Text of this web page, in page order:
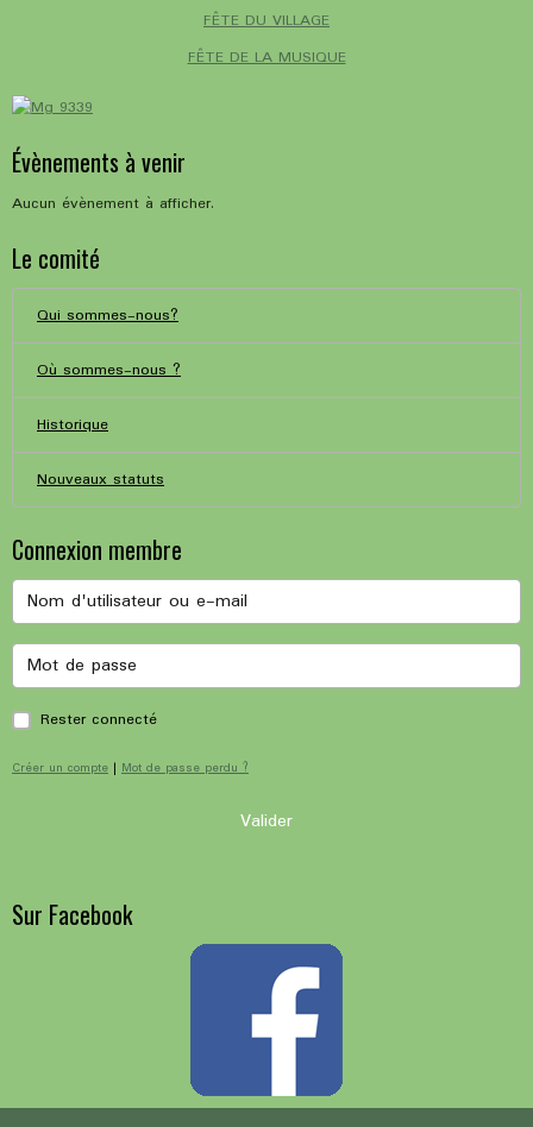
FÊTE DU VILLAGE
FÊTE DE LA MUSIQUE
Évènements à venir
Aucun évènement à afficher.
Le comité
Qui sommes-nous?
Où sommes-nous ?
Historique
Nouveaux statuts
Connexion membre
Rester connecté
Créer un compte | Mot de passe perdu ?
Valider
Sur Facebook